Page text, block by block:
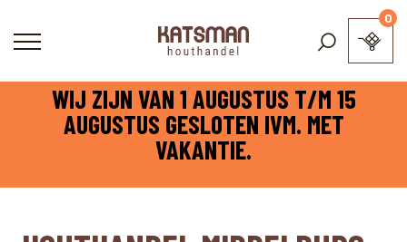
WIJ ZIJN VAN 1 AUGUSTUS T/M 15
AUGUSTUS GESLOTEN IVM. MET
VAKANTIE.
0